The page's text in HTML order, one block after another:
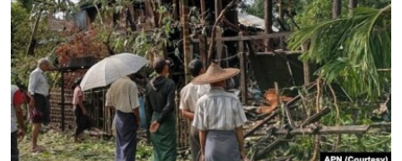
ရန်
ပင်မ
အ
ညွန်း
စာမျက်နှာ
သို့
မကြေးမုံရဲ့ အင်္ဂလိပ်စာ
ရုပ်ရှင်ထဲက အင်္ဂလိပ်စာ
သုတပဒေသာ အင်္ဂလိပ်စာ
ရေဒီယို
တီဗွီ
ရေဒီယိုနှင့်ရုပ်သံ အချက်အလက်များ
ရေဒီယို/တီဗွီအစီအစဉ်
Learning English
ဗွီအိုအေ လူမှုကွန်ယက်များ